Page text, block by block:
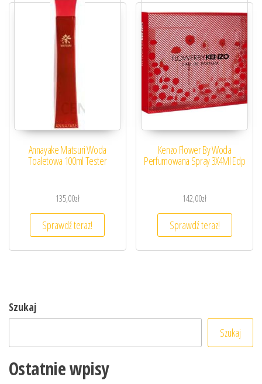
Annayake Matsuri Woda
Toaletowa 100ml Tester
135,00zł
Sprawdź teraz!
Kenzo Flower By Woda
Perfumowana Spray 3X4Ml Edp
142,00zł
Sprawdź teraz!
Szukaj
Szukaj
Ostatnie wpisy